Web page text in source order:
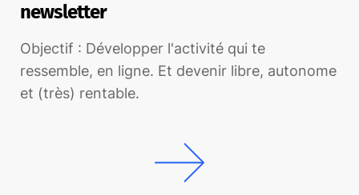
newsletter
Objectif : Développer l'activité qui te
ressemble, en ligne. Et devenir libre, autonome
et (très) rentable.